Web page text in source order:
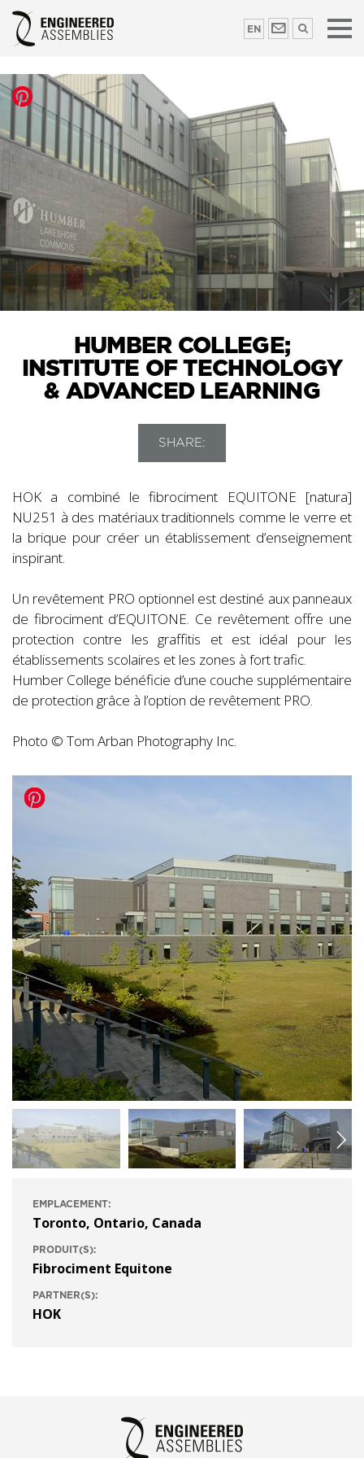
EN
HUMBER COLLEGE;
INSTITUTE OF TECHNOLOGY
& ADVANCED LEARNING
SHARE:
HOK a combiné le fibrociment EQUITONE [natura]
NU251 à des matériaux traditionnels comme le verre et
la brique pour créer un établissement d’enseignement
inspirant.
Un revêtement PRO optionnel est destiné aux panneaux
de fibrociment d’EQUITONE. Ce revêtement offre une
protection contre les graffitis et est idéal pour les
établissements scolaires et les zones à fort trafic.
Humber College bénéficie d’une couche supplémentaire
de protection grâce à l’option de revêtement PRO.
Photo © Tom Arban Photography Inc.
EMPLACEMENT:
Toronto, Ontario, Canada
PRODUIT(S):
Fibrociment Equitone
PARTNER(S):
HOK